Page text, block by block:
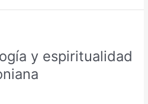
y espiritualidad